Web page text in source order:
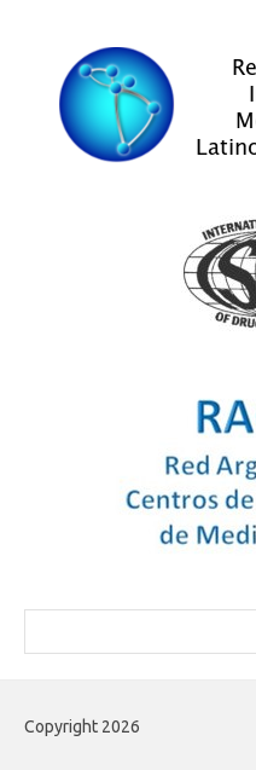
Copyright 2026